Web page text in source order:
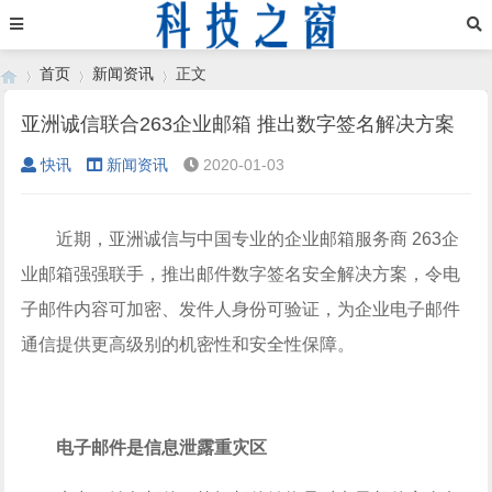
›
首页
›
新闻资讯
›
正文
亚洲诚信联合263企业邮箱 推出数字签名解决方案
快讯 新闻资讯 2020-01-03
近期，亚洲诚信与中国专业的企业邮箱服务商 263企
业邮箱强强联手，推出邮件数字签名安全解决方案，令电
子邮件内容可加密、发件人身份可验证，为企业电子邮件
通信提供更高级别的机密性和安全性保障。
电子邮件是信息泄露重灾区